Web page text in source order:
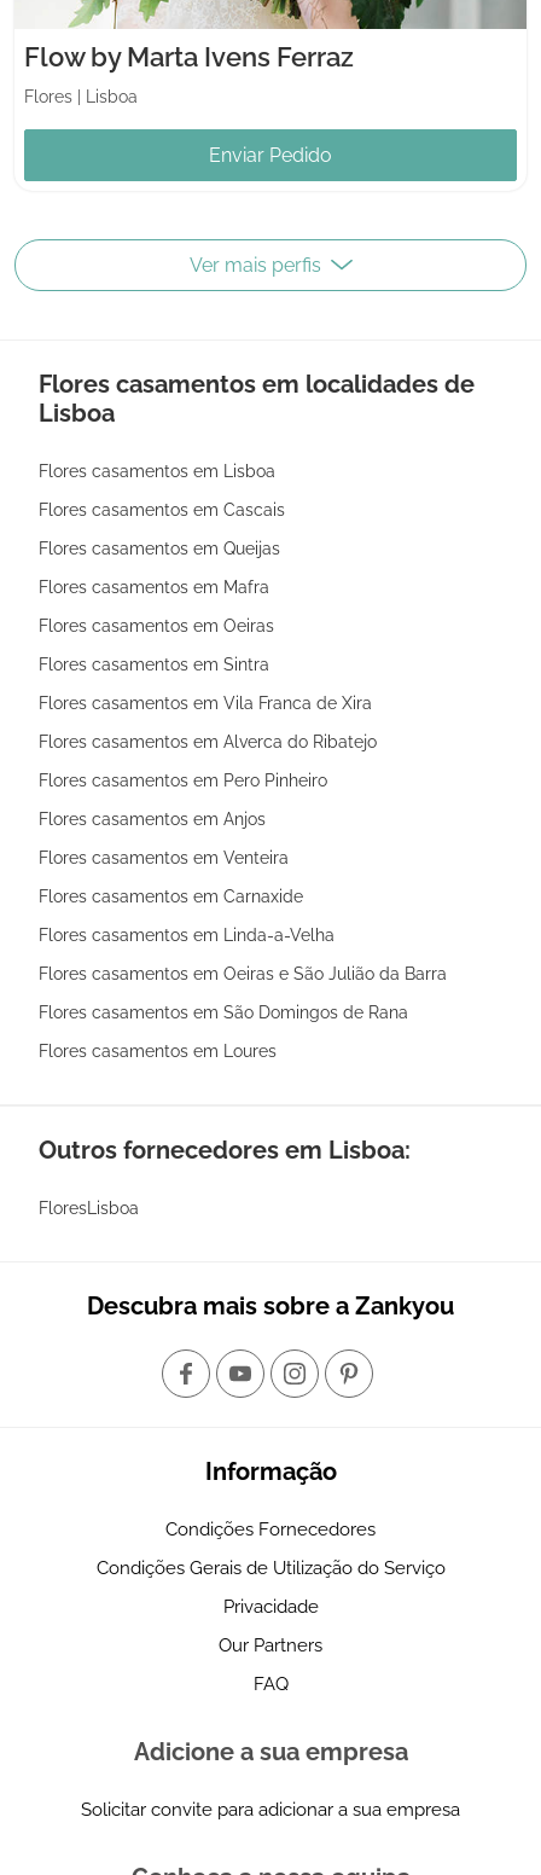
Flow by Marta Ivens Ferraz
Flores Lisboa
Enviar Pedido
Ver mais perfis
Flores casamentos em localidades de
Lisboa
Flores casamentos em Lisboa
Flores casamentos em Cascais
Flores casamentos em Queijas
Flores casamentos em Mafra
Flores casamentos em Oeiras
Flores casamentos em Sintra
Flores casamentos em Vila Franca de Xira
Flores casamentos em Alverca do Ribatejo
Flores casamentos em Pero Pinheiro
Flores casamentos em Anjos
Flores casamentos em Venteira
Flores casamentos em Carnaxide
Flores casamentos em Linda-a-Velha
Flores casamentos em Oeiras e São Julião da Barra
Flores casamentos em São Domingos de Rana
Flores casamentos em Loures
Outros fornecedores em Lisboa:
FloresLisboa
Descubra mais sobre a Zankyou
Informação
Condições Fornecedores
Condições Gerais de Utilização do Serviço
Privacidade
Our Partners
FAQ
Adicione a sua empresa
Solicitar convite para adicionar a sua empresa